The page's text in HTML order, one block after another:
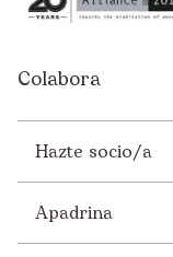
Colabora
Hazte socio/a
Apadrina